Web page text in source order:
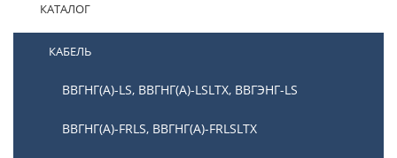
КАТАЛОГ
КАБЕЛЬ
ВВГНГ(А)-LS, ВВГНГ(А)-LSLTX, ВВГЭНГ-LS
ВВГНГ(А)-FRLS, ВВГНГ(А)-FRLSLTX